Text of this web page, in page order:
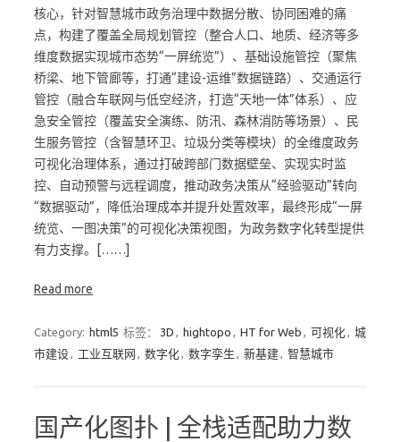
核心，针对智慧城市政务治理中数据分散、协同困难的痛
点，构建了覆盖全局规划管控（整合人口、地质、经济等多
维度数据实现城市态势“一屏统览”）、基础设施管控（聚焦
桥梁、地下管廊等，打通“建设-运维”数据链路）、交通运行
管控（融合车联网与低空经济，打造“天地一体”体系）、应
急安全管控（覆盖安全演练、防汛、森林消防等场景）、民
生服务管控（含智慧环卫、垃圾分类等模块）的全维度政务
可视化治理体系，通过打破跨部门数据壁垒、实现实时监
控、自动预警与远程调度，推动政务决策从“经验驱动”转向
“数据驱动”，降低治理成本并提升处置效率，最终形成“一屏
统览、一图决策”的可视化决策视图，为政务数字化转型提供
有力支撑。[……]
Read more
Category: html5 标签： 3D , hightopo , HT for Web , 可视化, 城
市建设, 工业互联网 , 数字化, 数字孪生 , 新基建, 智慧城市
国产化图扑 | 全栈适配助力数